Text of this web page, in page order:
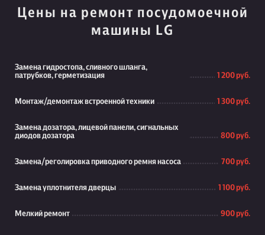
Цены на ремонт посудомоечной
машины LG
Замена гидростопа, сливного шланга,
патрубков, герметизация
1 200 руб.
Монтаж/демонтаж встроенной техники 1 300 руб.
Замена дозатора, лицевой панели, сигнальных
диодов дозатора
800 руб.
Замена/реголировка приводного ремня насоса 700 руб.
Замена уплотнителя дверцы 1 100 руб.
Мелкий ремонт 900 руб.